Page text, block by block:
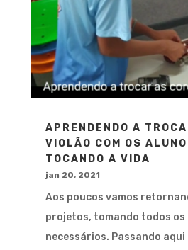
APRENDENDO A
VIOLÃO COM OS
TOCANDO A VIDA
jan 20, 2021
Aos poucos vamos
projetos, tomando todos os
necessários. Passando